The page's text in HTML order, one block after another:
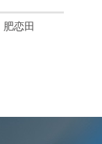
田